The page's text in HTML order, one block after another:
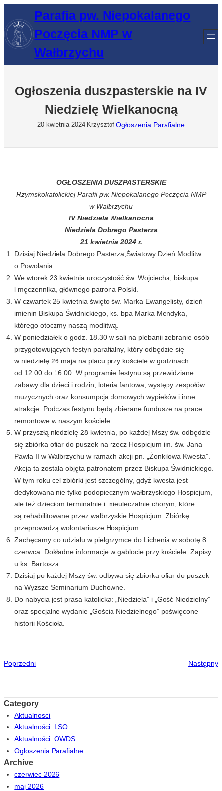
treści
Parafia pw. Niepokalanego
Poczęcia NMP w
Wałbrzychu
Ogłoszenia duszpasterskie na IV
Niedzielę Wielkanocną
20 kwietnia 2024 Krzysztof Ogłoszenia Parafialne
OGŁOSZENIA DUSZPASTERSKIE
Rzymskokatolickiej Parafii pw. Niepokalanego Poczęcia NMP
w Wałbrzychu
IV Niedziela Wielkanocna
Niedziela Dobrego Pasterza
21 kwietnia 2024 r.
Dzisiaj Niedziela Dobrego Pasterza,Światowy Dzień Modlitw
o Powołania.
We wtorek 23 kwietnia uroczystość św. Wojciecha, biskupa
i męczennika, głównego patrona Polski.
W czwartek 25 kwietnia święto św. Marka Ewangelisty, dzień
imienin Biskupa Świdnickiego, ks. bpa Marka Mendyka,
którego otoczmy naszą modlitwą.
W poniedziałek o godz. 18.30 w sali na plebanii zebranie osób
przygotowujących festyn parafialny, który odbędzie się
w niedzielę 26 maja na placu przy kościele w godzinach
od 12.00 do 16.00. W programie festynu są przewidziane
zabawy dla dzieci i rodzin, loteria fantowa, występy zespołów
muzycznych oraz konsumpcja domowych wypieków i inne
atrakcje. Podczas festynu będą zbierane fundusze na prace
remontowe w naszym kościele.
W przyszłą niedzielę 28 kwietnia, po każdej Mszy św. odbędzie
się zbiórka ofiar do puszek na rzecz Hospicjum im. św. Jana
Pawła II w Wałbrzychu w ramach akcji pn. „Żonkilowa Kwesta”.
Akcja ta została objęta patronatem przez Biskupa Świdnickiego.
W tym roku cel zbiórki jest szczególny, gdyż kwesta jest
dedykowana nie tylko podopiecznym wałbrzyskiego Hospicjum,
ale też dzieciom terminalnie i nieuleczalnie chorym, które
są rehabilitowane przez wałbrzyskie Hospicjum. Zbiórkę
przeprowadzą wolontariusze Hospicjum.
Zachęcamy do udziału w pielgrzymce do Lichenia w sobotę 8
czerwca. Dokładne informacje w gablocie przy kościele. Zapisy
u ks. Bartosza.
Dzisiaj po każdej Mszy św. odbywa się zbiorka ofiar do puszek
na Wyższe Seminarium Duchowne.
Do nabycia jest prasa katolicka: „Niedziela” i „Gość Niedzielny”
oraz specjalne wydanie „Gościa Niedzielnego” poświęcone
historii Kościoła.
Poprzedni Następny
Category
Aktualnosci
Aktualności: LSO
Aktualności: OWDS
Ogłoszenia Parafialne
Archive
czerwiec 2026
maj 2026